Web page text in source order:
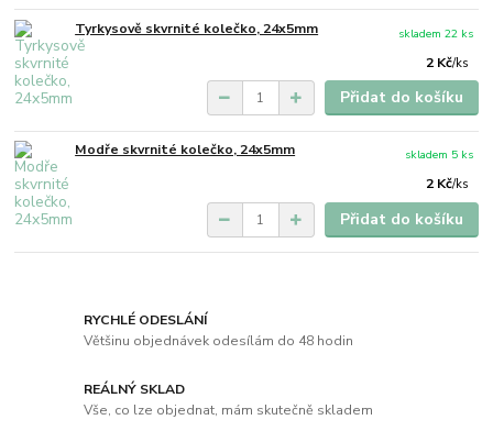
Tyrkysově skvrnité kolečko, 24x5mm
2 Kč/ks
skladem 22 ks
Přidat do košíku
Modře skvrnité kolečko, 24x5mm
2 Kč/ks
skladem 5 ks
Přidat do košíku
RYCHLÉ ODESLÁNÍ
Většinu objednávek odesílám do 48 hodin
REÁLNÝ SKLAD
Vše, co lze objednat, mám skutečně skladem